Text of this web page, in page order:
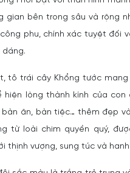
gian bên trong sâu và rộng
phu, chính xác tuyệt đối
dáng.
tô trái cây Khổng tước
lòng thành kính của
ăn, bàn tiệc… thêm đẹp
từ loài chim quyền quý,
thịnh vượng, sung túc và